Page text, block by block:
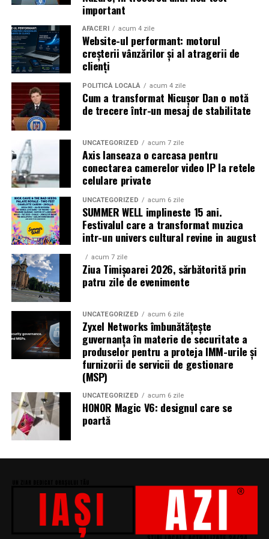
CineFan
Nopți,Cinemap ,Revista
FILM,Playtech Happ.ro,Cinefilia,Daily
Magazine,Filme-carti,
The
important
AFACERI acum 4 zile
Website-ul performant: motorul
creșterii vânzărilor și al atragerii de
clienți
POLITICĂ LOCALĂ acum 4 zile
Cum a transformat Nicușor Dan o notă
de trecere într-un mesaj de stabilitate
UNCATEGORIZED acum 7 zile
Axis lanseaza o carcasa pentru
conectarea camerelor video IP la retele
celulare private
UNCATEGORIZED acum 6 zile
SUMMER WELL implineste 15 ani.
Festivalul care a transformat muzica
intr-un univers cultural revine in august
acum 7 zile
Ziua Timișoarei 2026, sărbătorită prin
patru zile de evenimente
UNCATEGORIZED acum 6 zile
Zyxel Networks îmbunătățește
guvernanța în materie de securitate a
produselor pentru a proteja IMM-urile și
furnizorii de servicii de gestionare
(MSP)
UNCATEGORIZED acum 6 zile
HONOR Magic V6: designul care se
poartă